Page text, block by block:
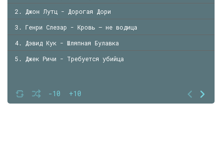
-10 +10
2. Джон Лутц - Дорогая Дори
3. Генри Слезар - Кровь — не водица
4. Дэвид Кук - Шляпная Булавка
5. Джек Ричи - Требуется убийца